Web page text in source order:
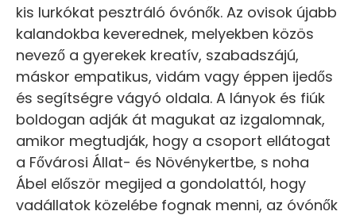
kis lurkókat pesztráló óvónők. Az ovisok újabb
kalandokba keverednek, melyekben közös
nevező a gyerekek kreatív, szabadszájú,
máskor empatikus, vidám vagy éppen ijedős
és segítségre vágyó oldala. A lányok és fiúk
boldogan adják át magukat az izgalomnak,
amikor megtudják, hogy a csoport ellátogat
a Fővárosi Állat- és Növénykertbe, s noha
Ábel először megijed a gondolattól, hogy
vadállatok közelébe fognak menni, az óvónők